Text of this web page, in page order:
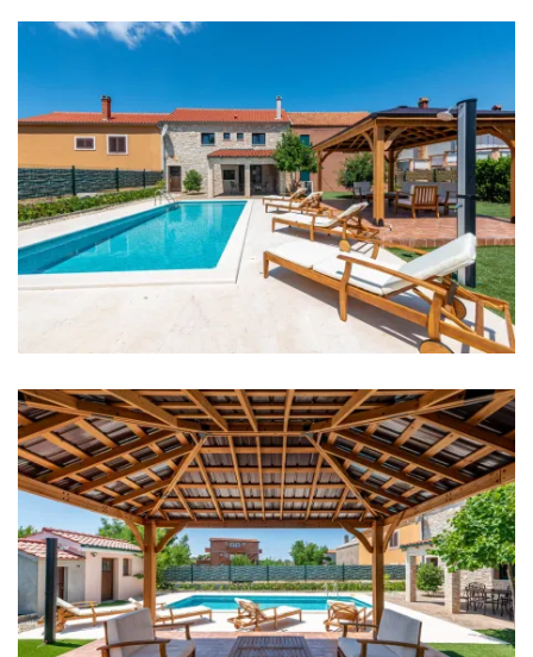
Supermarket: 1 km
Bankomat: 20 m
Autobusna stanica: 100 m
Autobusni kolodvor: 1 km
Marina: 100 m
Zračna luka: 30 km
Sobe
Soba 1: Bračni krevet: 1
Soba 2: Bračni krevet: 1
Klima u svakoj sobi